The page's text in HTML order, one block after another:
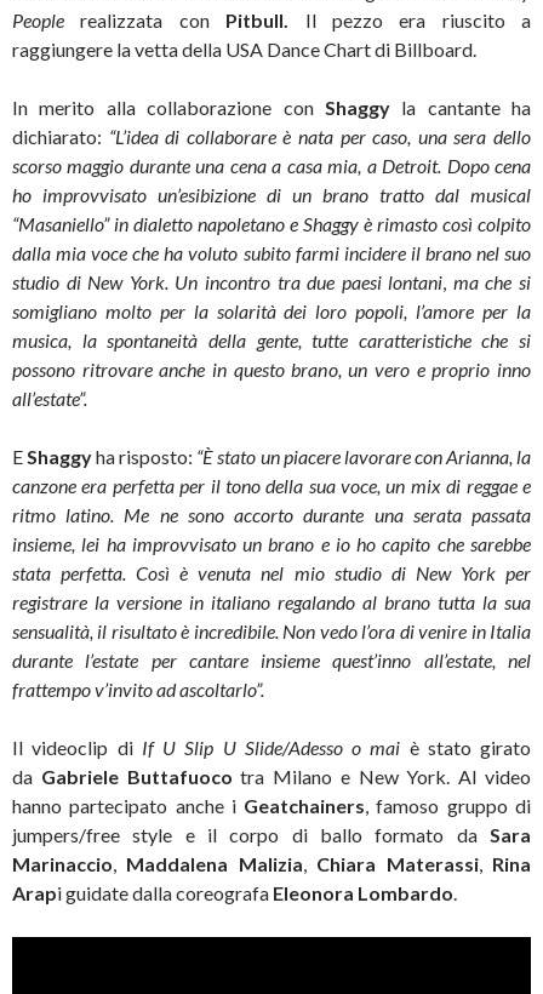
Peoplerealizzata con Pitbull. Il pezzo era riuscito a
raggiungere la vetta della USA Dance Chart di Billboard.
In merito alla collaborazione con Shaggy la cantante ha
dichiarato: “L’idea di collaborare è nata per caso, una sera dello
scorso maggio durante una cena a casa mia, a Detroit. Dopo cena
ho improvvisato un’esibizione di un brano tratto dal musical
“Masaniello” in dialetto napoletano e Shaggy è rimasto così colpito
dalla mia voce che ha voluto subito farmi incidere il brano nel suo
studio di New York. Un incontro tra due paesi lontani ma che si
somigliano molto per la solarità dei loro popoli, l’amore per la
musica, la spontaneità della gente, tutte caratteristiche che si
possono ritrovare anche in questo brano, un vero e proprio inno
all’estate”.
E Shaggyha risposto: “È stato un piacere lavorare con Arianna, la
canzone era perfetta per il tono della sua voce, un mix di reggae e
ritmo latino. Me ne sono accorto durante una serata passata
insieme, lei ha improvvisato un brano e io ho capito che sarebbe
stata perfetta. Così è venuta nel mio studio di New York per
registrare la versione in italiano regalando al brano tutta la sua
sensualità, il risultato è incredibile. Non vedo l’ora di venire in Italia
durante l’estate per cantare insieme quest’inno all’estate, nel
frattempo v’invito ad ascoltarlo”.
Il videoclip di If U Slip U Slide/Adesso o mai è stato girato
da Gabriele Buttafuoco tra Milano e New York. Al video
hanno partecipato anche i Geatchainers , famoso gruppo di
jumpers/free style e il corpo di ballo formato da Sara
Marinaccio
Maddalena Malizia Chiara Materassi, Rina
Arapi guidate dalla coreografa Eleonora Lombardo